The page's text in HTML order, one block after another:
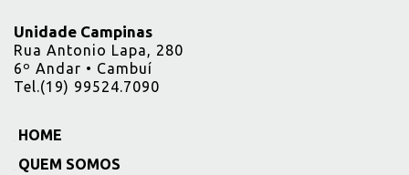
Unidade Campinas
Rua Antonio Lapa, 280
6º Andar • Cambuí
Tel.(19) 99524.7090
HOME
QUEM SOMOS